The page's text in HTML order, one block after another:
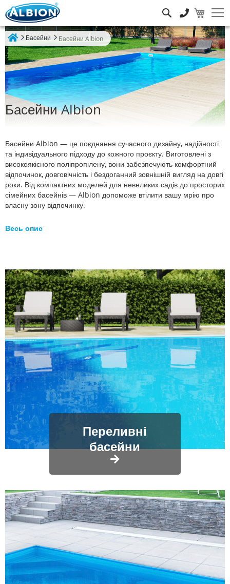
Басейни Басейни Albion
Басейни Albion
Басейни Albion — це поєднання сучасного дизайну, надійності
та індивідуального підходу до кожного проєкту. Виготовлені з
високоякісного поліпропілену, вони забезпечують комфортний
відпочинок, довговічність і бездоганний зовнішній вигляд на довгі
роки. Від компактних моделей для невеликих садів до просторих
сімейних басейнів — Albion допоможе втілити вашу мрію про
власну зону відпочинку.
Весь опис
Переливні
басейни